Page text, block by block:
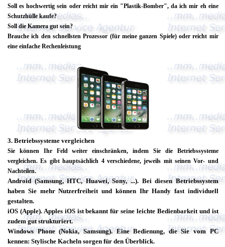
Soll es hochwertig sein oder reicht mir ein "Plastik-Bomber", da ich mir eh eine
Schutzhülle kaufe?
Soll die Kamera gut sein?
Brauche ich den schnellsten Prozessor (für meine ganzen Spiele) oder reicht mir
eine einfache Rechenleistung
3. Betriebssysteme vergleichen
Sie können Ihr Feld weiter einschränken, indem Sie die Betriebssysteme
vergleichen. Es gibt hauptsächlich 4 verschiedene, jeweils mit seinen Vor- und
Nachteilen.
Android (Samsung, HTC, Huawei, Sony, ...). Bei diesen Betriebssystem
haben Sie mehr Nutzerfreiheit und können Ihr Handy fast individuell
gestalten.
iOS (Apple). Apples iOS ist bekannt für seine leichte Bedienbarkeit und ist
zudem gut strukturiert.
Windows Phone (Nokia, Samsung). Eine Bedienung, die Sie vom PC
kennen: Stylische Kacheln sorgen für den Überblick.